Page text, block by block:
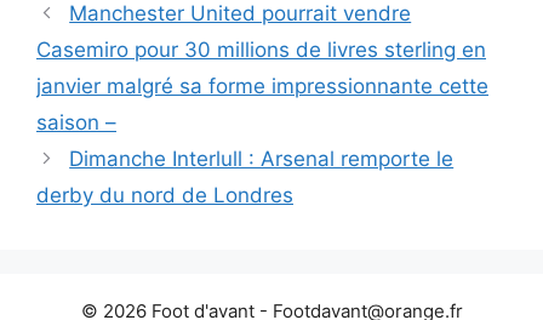
Manchester United pourrait vendre
Casemiro pour 30 millions de livres sterling en
janvier malgré sa forme impressionnante cette
saison –
Dimanche Interlull : Arsenal remporte le
derby du nord de Londres
© 2026 Foot d'avant - Footdavant@orange.fr